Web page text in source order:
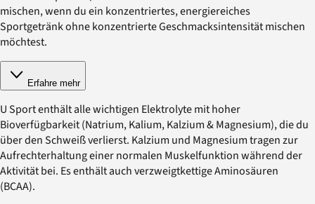
mischen, wenn du ein konzentriertes, energiereiches
Sportgetränk ohne konzentrierte Geschmacksintensität mischen
möchtest.
Erfahre mehr
U Sport enthält alle wichtigen Elektrolyte mit hoher
Bioverfügbarkeit (Natrium, Kalium, Kalzium & Magnesium), die du
über den Schweiß verlierst. Kalzium und Magnesium tragen zur
Aufrechterhaltung einer normalen Muskelfunktion während der
Aktivität bei. Es enthält auch verzweigtkettige Aminosäuren
(BCAA).